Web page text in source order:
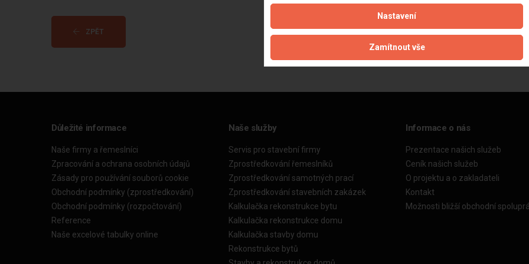
ZPĚT
Důležité informace
Naše firmy a řemeslníci
Zpracování a ochrana osobních údajů
Zásady pro používání souborů cookie
Obchodní podmínky (zprostředkování)
Obchodní podmínky (rozpočtování)
Reference
Naše excelové tabulky online
Naše služby
Servis pro stavební firmy
Zprostředkování řemeslníků
Zprostředkování samotných prací
Zprostředkování stavebních zakázek
Kalkulačka rekonstrukce bytu
Kalkulačka rekonstrukce domu
Kalkulačka stavby domu
Rekonstrukce bytů
Informace o nás
Prezentace našich služeb
Ceník našich služeb
O projektu a o zakladateli
Kontakt
Možnosti bližší obchodní
Nastavení
Zamítnout vše